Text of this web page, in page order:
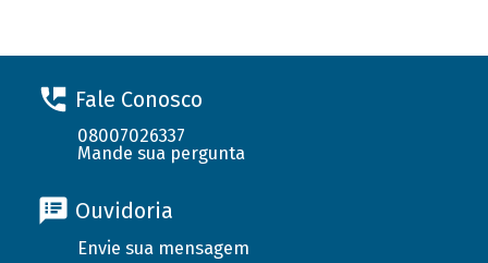
Fale Conosco
08007026337
Mande sua pergunta
Ouvidoria
Envie sua mensagem